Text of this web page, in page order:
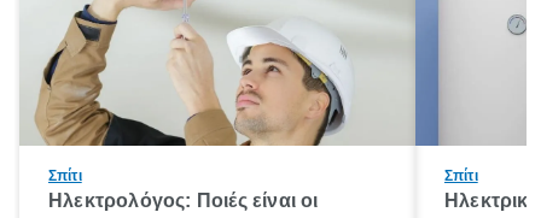
Σπίτι
Ηλεκτρολόγος: Ποιές είναι οι
Σπίτι